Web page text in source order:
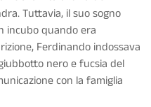
Tuttavia, il suo sogno
incubo quando era
Ferdinando indossava
nero e fucsia del
con la famiglia